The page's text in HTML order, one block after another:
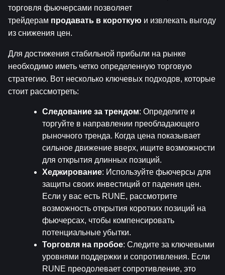
торговля фьючерсами позволяет
трейдерам продавать в короткую и извлекать выгоду
из снижения цен.
Для достижения стабильной прибыли на рынке
необходимо иметь четко определенную торговую
стратегию. Вот несколько ключевых подходов, которые
стоит рассмотреть:
Следование за трендом: Определите и
торгуйте в направлении преобладающего
рыночного тренда. Когда цена показывает
сильное движение вверх, ищите возможности
для открытия длинных позиций.
Хеджирование: Используйте фьючерсы для
защиты своих инвестиций от падения цен.
Если у вас есть RUNE, рассмотрите
возможность открытия коротких позиций на
фьючерсах, чтобы компенсировать
потенциальные убытки.
Торговля на пробое: Следите за ключевыми
уровнями поддержки и сопротивления. Если
RUNE преодолевает сопротивление, это